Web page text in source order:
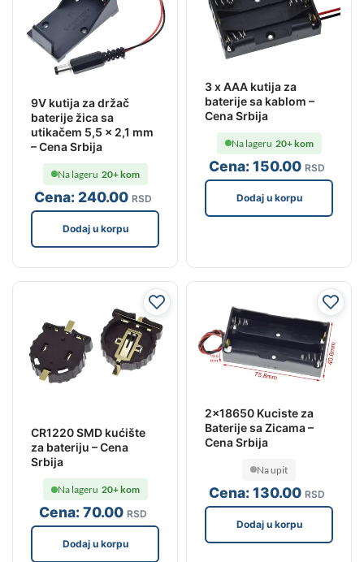
9V kutija za držač
baterije žica sa
utikačem 5,5 x 2,1 mm
– Cena Srbija
Cena: 240.00 RSD
Na lageru 20+ kom
Dodaj u korpu
3 x AAA kutija za
baterije sa kablom –
Cena Srbija
Cena:150.00 RSD
Na lageru 20+ kom
Dodaj u korpu
CR1220 SMD kućište
za bateriju – Cena
Srbija
Cena:70.00 RSD
Na lageru 20+ kom
Dodaj u korpu
2×18650 Kuciste za
Baterije sa Zicama –
Cena Srbija
Cena:130.00 RSD
Na upit
Dodaj u korpu